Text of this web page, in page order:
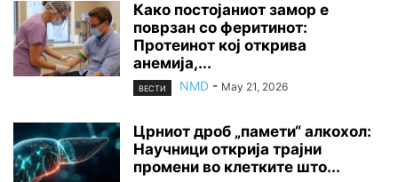
Како постојаниот замор е
поврзан со феритинот:
Протеинот кој открива
анемија,...
ВЕСТИ NMD - May 21, 2026
Црниот дроб „памети“ алкохол:
Научници открија трајни
промени во клетките што...